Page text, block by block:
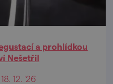
a prohlídkou
Nešetřil
12. '26